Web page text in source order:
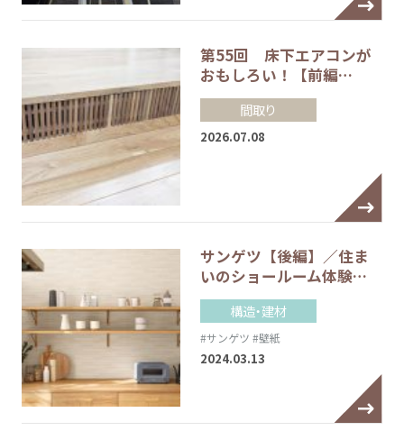
第55回 床下エアコンが
おもしろい！【前編…
間取り
2026.07.08
サンゲツ【後編】／住ま
いのショールーム体験…
構造・建材
#サンゲツ #壁紙
2024.03.13